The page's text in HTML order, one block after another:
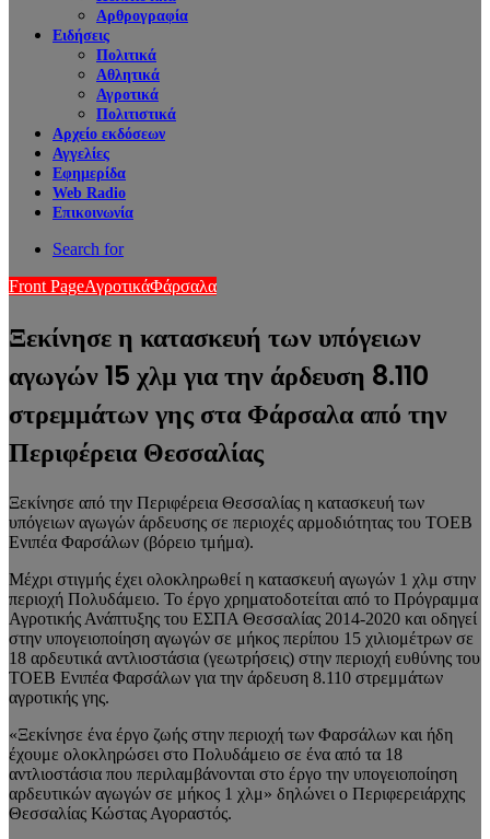
Αρθρογραφία
Ειδήσεις
Πολιτικά
Αθλητικά
Αγροτικά
Πολιτιστικά
Αρχείο εκδόσεων
Αγγελίες
Εφημερίδα
Web Radio
Επικοινωνία
Search for
Front PageΑγροτικάΦάρσαλα
Ξεκίνησε η κατασκευή των υπόγειων
αγωγών 15 χλμ για την άρδευση 8.110
στρεμμάτων γης στα Φάρσαλα από την
Περιφέρεια Θεσσαλίας
Ξεκίνησε από την Περιφέρεια Θεσσαλίας η κατασκευή των
υπόγειων αγωγών άρδευσης σε περιοχές αρμοδιότητας του ΤΟΕΒ
Ενιπέα Φαρσάλων (βόρειο τμήμα).
Μέχρι στιγμής έχει ολοκληρωθεί η κατασκευή αγωγών 1 χλμ στην
περιοχή Πολυδάμειο. Το έργο χρηματοδοτείται από το Πρόγραμμα
Αγροτικής Ανάπτυξης του ΕΣΠΑ Θεσσαλίας 2014-2020 και οδηγεί
στην υπογειοποίηση αγωγών σε μήκος περίπου 15 χιλιομέτρων σε
18 αρδευτικά αντλιοστάσια (γεωτρήσεις) στην περιοχή ευθύνης του
ΤΟΕΒ Ενιπέα Φαρσάλων για την άρδευση 8.110 στρεμμάτων
αγροτικής γης.
«Ξεκίνησε ένα έργο ζωής στην περιοχή των Φαρσάλων και ήδη
έχουμε ολοκληρώσει στο Πολυδάμειο σε ένα από τα 18
αντλιοστάσια που περιλαμβάνονται στο έργο την υπογειοποίηση
αρδευτικών αγωγών σε μήκος 1 χλμ» δηλώνει ο Περιφερειάρχης
Θεσσαλίας Κώστας Αγοραστός.